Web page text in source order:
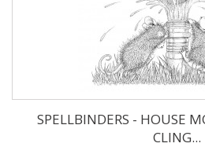
SPELLBINDERS - HOUSE
CLING...